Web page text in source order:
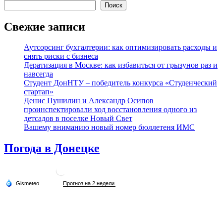
Поиск
Свежие записи
Аутсорсинг бухгалтерии: как оптимизировать расходы и
снять риски с бизнеса
Дератизация в Москве: как избавиться от грызунов раз и
навсегда
Студент ДонНТУ – победитель конкурса «Студенческий
стартап»
Денис Пушилин и Александр Осипов
проинспектировали ход восстановления одного из
детсадов в поселке Новый Свет
Вашему вниманию новый номер бюллетеня ИМС
Погода в Донецке